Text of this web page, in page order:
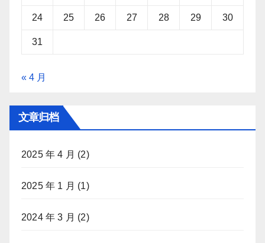
24 25 26 27 28 29 30
31
« 4 月
文章归档
2025 年 4 月 (2)
2025 年 1 月 (1)
2024 年 3 月 (2)